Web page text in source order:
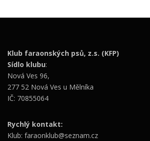
Klub faraonských psů, z.s. (KFP)
Sídlo klubu:
Nová Ves 96,
277 52 Nová Ves u Mělníka
IČ: 70855064
Rychlý kontakt:
Klub: faraonklub@seznam.cz